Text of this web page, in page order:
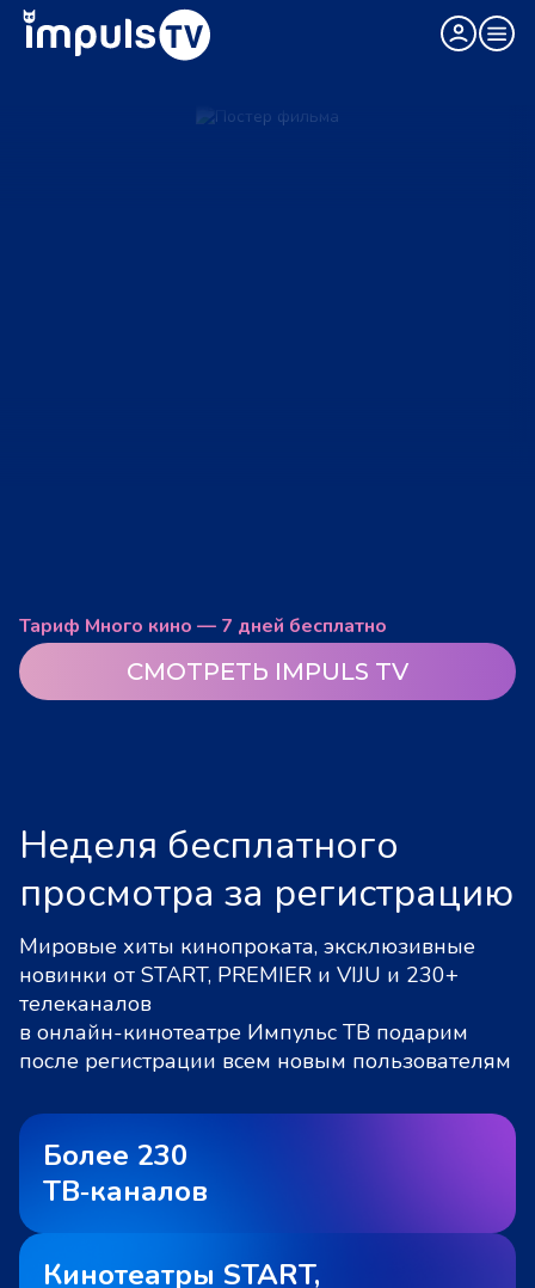
Тариф Много кино — 7 дней бесплатно
СМОТРЕТЬ IMPULS TV
Неделя бесплатного
просмотра за регистрацию
Мировые хиты кинопроката, эксклюзивные
новинки от START, PREMIER и VIJU и 230+
телеканалов
в онлайн-кинотеатре Импульс ТВ подарим
после регистрации всем новым пользователям
Более 230
ТВ‑каналов
Кинотеатры START,